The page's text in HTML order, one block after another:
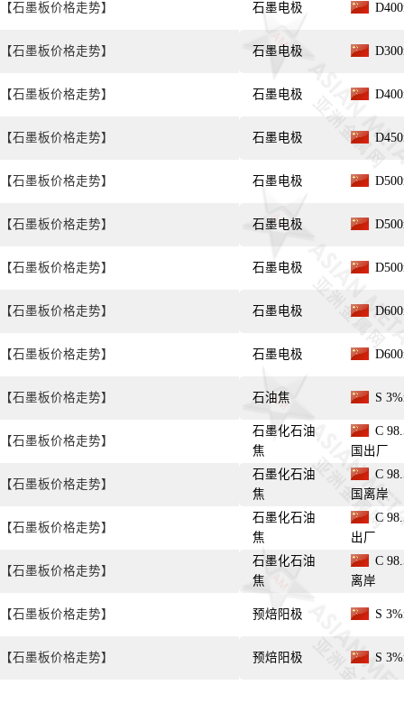
【石墨板价格走势】
【石墨板价格走势】
【石墨板价格走势】
【石墨板价格走势】
【石墨板价格走势】
【石墨板价格走势】
【石墨板价格走势】
【石墨板价格走势】
【石墨板价格走势】
【石墨板价格走势】
【石墨板价格走势】
【石墨板价格走势】
【石墨板价格走势】
【石墨板价格走势】
【石墨板价格走势】
【石墨板价格走势】
石墨电极
石墨电极
石墨电极
石墨电极
石墨电极
石墨电极
石墨电极
石墨电极
石墨电极
石油焦 S
石墨化石油
焦
C
国出厂
石墨化石油
焦
C
国离岸
石墨化石油
焦
C
出厂
石墨化石油
焦
C
离岸
预焙阳极 S
预焙阳极 S